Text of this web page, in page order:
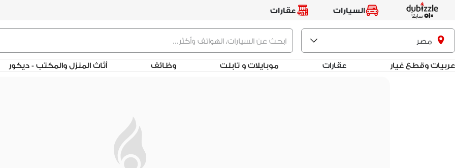
السيارات عقارات
مصر
عربيات وقطع غيار عقارات موبايلات و تابلت وظائف أثاث المنزل والمكتب - ديكور